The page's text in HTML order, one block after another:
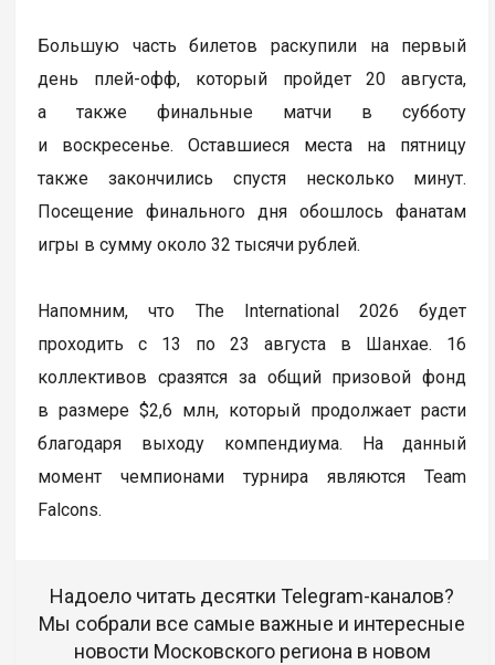
Большую часть билетов раскупили на первый
день плей-офф, который пройдет 20 августа,
а также финальные матчи в субботу
и воскресенье. Оставшиеся места на пятницу
также закончились спустя несколько минут.
Посещение финального дня обошлось фанатам
игры в сумму около 32 тысячи рублей.
Напомним, что The International 2026 будет
проходить с 13 по 23 августа в Шанхае. 16
коллективов сразятся за общий призовой фонд
в размере $2,6 млн, который продолжает расти
благодаря выходу компендиума. На данный
момент чемпионами турнира являются Team
Falcons.
Надоело читать десятки Telegram-каналов?
Мы собрали все самые важные и интересные
новости Московского региона в новом